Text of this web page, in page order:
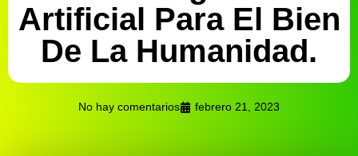
Artificial Para El Bien
De La Humanidad.
No hay comentarios febrero 21, 2023